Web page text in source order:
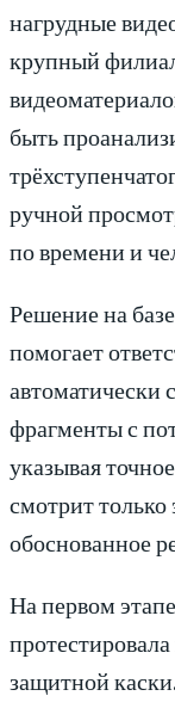
нагрудные
крупный
быть
ручной
по времени и
Решение на
помогает
автоматически
фрагменты с
указывая
смотрит
обоснованное
На первом
защитной